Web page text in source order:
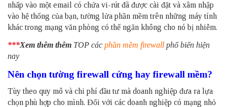
nhấp vào một email có chứa vi-rút đã được cài đặt và xâm nhập
vào hệ thống của bạn, tường lửa phần mềm trên những máy tính
khác trong mạng văn phòng có thể ngăn không cho nó bị nhiễm.
***Xem thêm thêm TOP các phần mềm firewall phổ biến hiện
nay
Nên chọn tường firewall cứng hay firewall mềm?
Tùy theo quy mô và chi phí đầu tư mà doanh nghiệp đưa ra lựa
chọn phù hợp cho mình. Đối với các doanh nghiệp có mạng nhỏ